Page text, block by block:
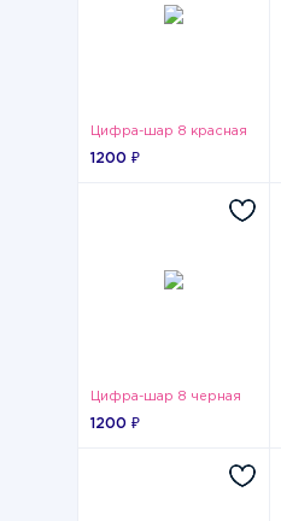
Цифра-шар 8 красная
1200 ₽
Цифра-шар 8 черная
1200 ₽